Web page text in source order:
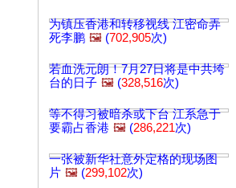
为镇压香港和转移视线 江密命弄
死李鹏 🖼️ (702,905次)
若血洗元朗！7月27日将是中共垮
台的日子 🖼️ (328,516次)
等不得习被暗杀或下台 江系急于
要霸占香港 🖼️ (286,221次)
一张被新华社意外定格的现场图
片 🖼️ (299,102次)